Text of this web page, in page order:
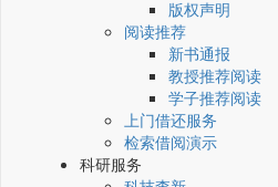
版权声明
阅读推荐
新书通报
教授推荐阅读
学子推荐阅读
上门借还服务
检索借阅演示
科研服务